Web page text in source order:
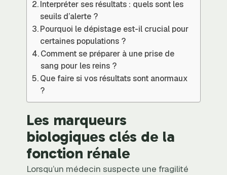
Interpréter ses résultats : quels sont les
seuils d’alerte ?
Pourquoi le dépistage est-il crucial pour
certaines populations ?
Comment se préparer à une prise de
sang pour les reins ?
Que faire si vos résultats sont anormaux
?
Les marqueurs
biologiques clés de la
fonction rénale
Lorsqu’un médecin suspecte une fragilité